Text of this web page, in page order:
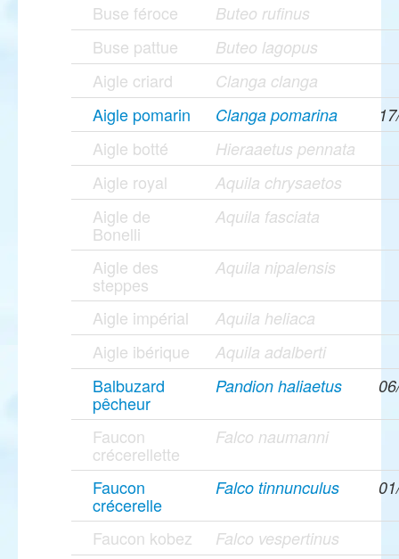
Buse féroce Buteo rufinus
Buse pattue Buteo lagopus
Aigle criard Clanga clanga
Aigle pomarin Clanga pomarina
Aigle botté Hieraaetus pennata
Aigle royal Aquila chrysaetos
Aigle de
Bonelli
Aquila fasciata
Aigle des
steppes
Aquila nipalensis
Aigle impérial Aquila heliaca
Aigle ibérique Aquila adalberti
Balbuzard
pêcheur
Pandion haliaetus
Faucon
crécerellette
Falco naumanni
Faucon
crécerelle
Falco tinnunculus
Faucon kobez Falco vespertinus